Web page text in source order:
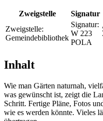
Zweigstelle Signatur
Zweigstelle:
Gemeindebibliothek
Signatur:
W 223
POLA
Inhalt
Wie man Gärten naturnah,
was gewünscht ist, zeigt die
Schritt. Fertige Pläne, Fotos
wie es werden könnte. Vieles